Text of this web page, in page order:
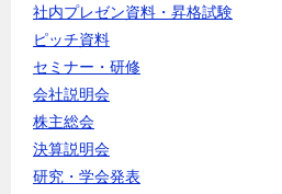
社内プレゼン資料・昇格試験
ピッチ資料
セミナー・研修
会社説明会
株主総会
決算説明会
研究・学会発表